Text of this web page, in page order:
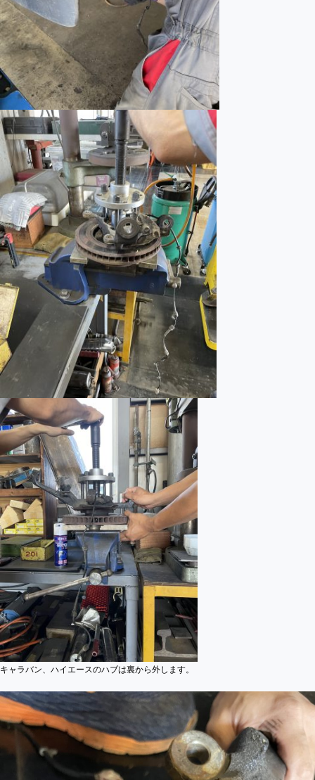
キャラバン、ハイエースのハブは裏から外します。